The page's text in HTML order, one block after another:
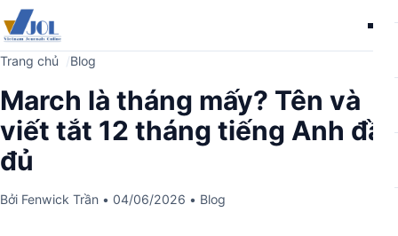
Trang chủ Blog
March là tháng mấy? Tên và
viết tắt 12 tháng tiếng Anh đầy
đủ
Bởi Fenwick Trần • 04/06/2026 • Blog